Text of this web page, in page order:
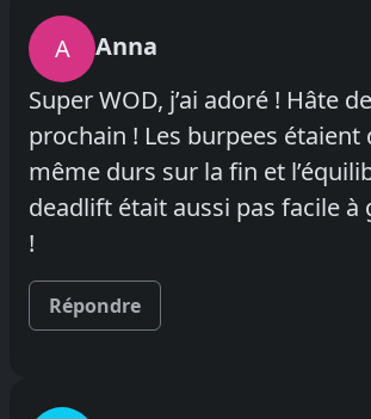
A
Anna
Super WOD, j’ai adoré ! Hâte
prochain ! Les burpees étaient
même durs sur la fin et
deadlift était aussi pas facile à
!
Répondre